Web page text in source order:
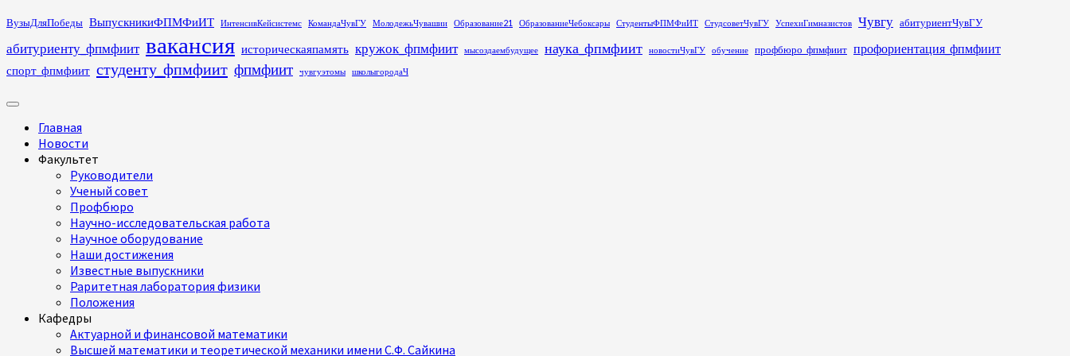
Перейти
содержимому
ВузыДляПобеды ВыпускникиФПМФиИТ ИнтенсивКейсистемс КомандаЧувГУ МолодежьЧувашии Образование21 ОбразованиеЧебоксары СтудентыФПМФиИТ СтудсоветЧувГУ УспехиГимназистов Чувгу абитуриентЧувГУ
абитуриенту_фпмфиит вакансия историческаяпамять кружок_фпмфиит мысоздаембудущее наука_фпмфиит новостиЧувГУ обучение профбюро_фпмфиит профориентация_фпмфиит
спорт_фпмфиит студенту_фпмфиит фпмфиит чувгуэтомы школыгородаЧ
Основное
Главная
Новости
Факультет
Руководители
Ученый совет
Профбюро
Научно-исследовательская работа
Научное оборудование
Наши достижения
Известные выпускники
Раритетная лаборатория физики
Положения
Кафедры
Актуарной и финансовой математики
Высшей математики и теоретической механики имени С.Ф. Сайкина